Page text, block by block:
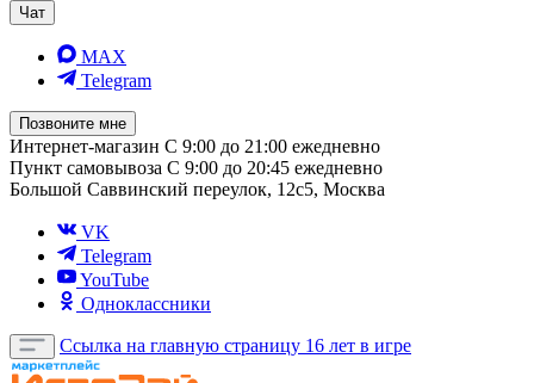
Чат
MAX
Telegram
Позвоните мне
Интернет-магазин С 9:00 до 21:00 ежедневно
Пункт самовывоза С 9:00 до 20:45 ежедневно
Большой Саввинский переулок, 12с5, Москва
VK
Telegram
YouTube
Одноклассники
Ссылка на главную страницу 16 лет в игре